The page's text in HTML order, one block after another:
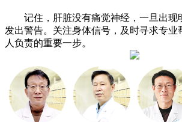
记住，肝脏没有痛觉神经，一旦出现
发出警告。关注身体信号，及时寻求专业
人负责的重要一步。